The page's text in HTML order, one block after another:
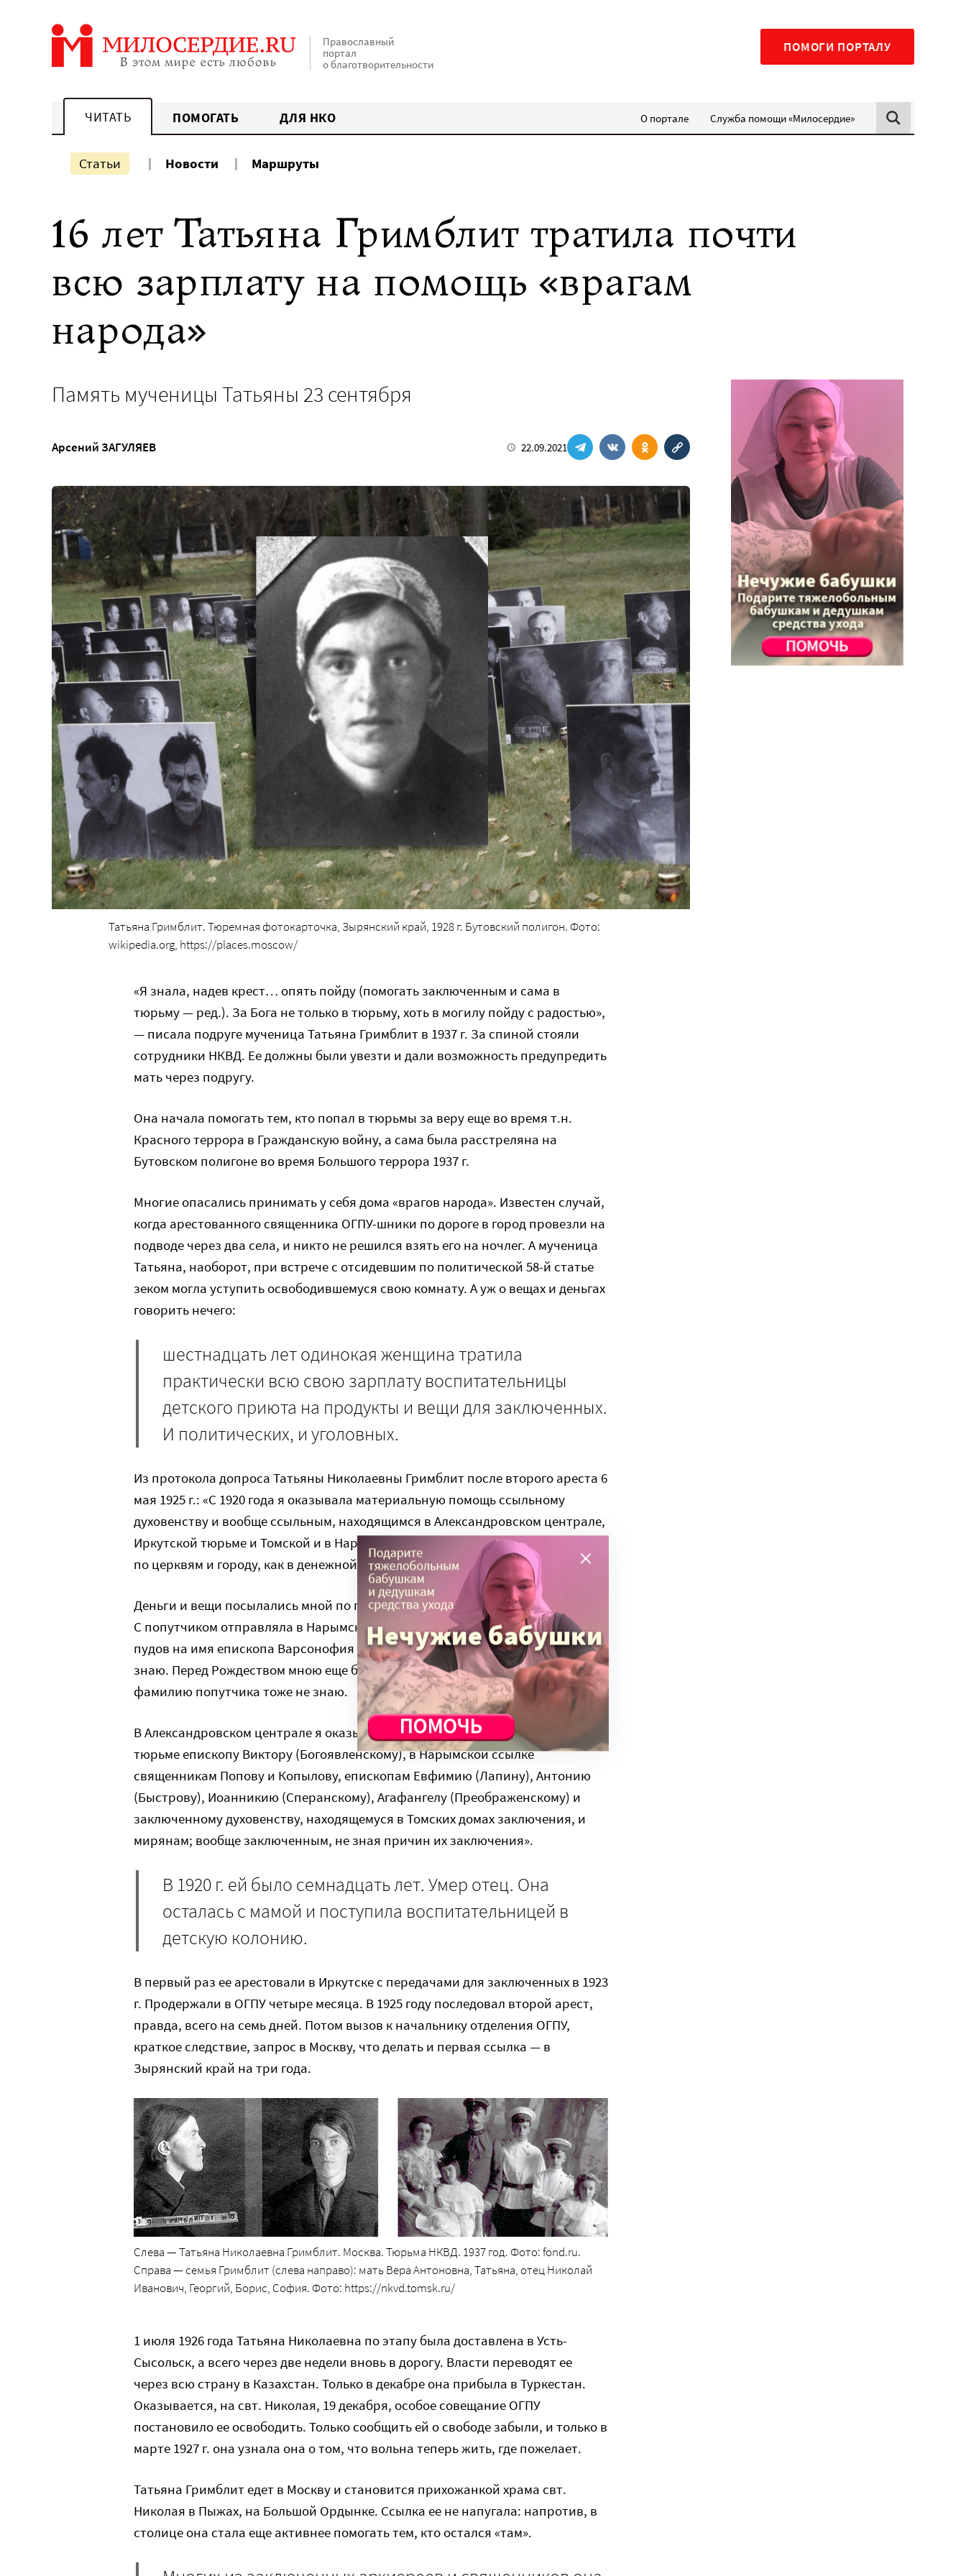
Православный
портал
о благотворительности
ПОМОГИ ПОРТАЛУ
ЧИТАТЬ ПОМОГАТЬ ДЛЯ НКО О портале Служба помощи «Милосердие»
Статьи Новости Маршруты
16 лет Татьяна Гримблит тратила почти
всю зарплату на помощь «врагам
народа»
Память мученицы Татьяны 23 сентября
Арсений ЗАГУЛЯЕВ 22.09.2021
Татьяна Гримблит. Тюремная фотокарточка, Зырянский край, 1928 г. Бутовский полигон. Фото:
wikipedia.org, https://places.moscow/
«Я знала, надев крест… опять пойду (помогать заключенным и сама в
тюрьму — ред.). За Бога не только в тюрьму, хоть в могилу пойду с радостью»,
— писала подруге мученица Татьяна Гримблит в 1937 г. За спиной стояли
сотрудники НКВД. Ее должны были увезти и дали возможность предупредить
мать через подругу.
Она начала помогать тем, кто попал в тюрьмы за веру еще во время т.н.
Красного террора в Гражданскую войну, а сама была расстреляна на
Бутовском полигоне во время Большого террора 1937 г.
Многие опасались принимать у себя дома «врагов народа». Известен случай,
когда арестованного священника ОГПУ-шники по дороге в город провезли на
подводе через два села, и никто не решился взять его на ночлег. А мученица
Татьяна, наоборот, при встрече с отсидевшим по политической 58-й статье
зеком могла уступить освободившемуся свою комнату. А уж о вещах и деньгах
говорить нечего:
шестнадцать лет одинокая женщина тратила
практически всю свою зарплату воспитательницы
детского приюта на продукты и вещи для заключенных.
И политических, и уголовных.
Из протокола допроса Татьяны Николаевны Гримблит после второго ареста 6
мая 1925 г.: «С 1920 года я оказывала материальную помощь ссыльному
духовенству и вообще ссыльным, находящимся в Александровском централе,
Иркутской тюрьме и Томской и в Нарымском крае. Средства мной собирались
по церквям и городу, как в денежной форме, так и вещами и продуктами.
Деньги и вещи посылались мной по почте и с попутчиками, то есть с оказией.
С попутчиком отправляла в Нарымскую ссылку посылку весом около двух
пудов на имя епископа Варсонофия (Вихвелина). Фамилию попутчика я не
знаю. Перед Рождеством мною еще была послана посылка на то же имя,
фамилию попутчика тоже не знаю.
В Александровском централе я оказывала помощь священникам, в Иркутской
тюрьме епископу Виктору (Богоявленскому), в Нарымской ссылке
священникам Попову и Копылову, епископам Евфимию (Лапину), Антонию
(Быстрову), Иоанникию (Сперанскому), Агафангелу (Преображенскому) и
заключенному духовенству, находящемуся в Томских домах заключения, и
мирянам; вообще заключенным, не зная причин их заключения».
В 1920 г. ей было семнадцать лет. Умер отец. Она
осталась с мамой и поступила воспитательницей в
детскую колонию.
В первый раз ее арестовали в Иркутске с передачами для заключенных в 1923
г. Продержали в ОГПУ четыре месяца. В 1925 году последовал второй арест,
правда, всего на семь дней. Потом вызов к начальнику отделения ОГПУ,
краткое следствие, запрос в Москву, что делать и первая ссылка — в
Зырянский край на три года.
Слева — Татьяна Николаевна Гримблит. Москва. Тюрьма НКВД. 1937 год. Фото: fond.ru.
Справа — семья Гримблит (слева направо): мать Вера Антоновна, Татьяна, отец Николай
Иванович, Георгий, Борис, София. Фото: https://nkvd.tomsk.ru/
1 июля 1926 года Татьяна Николаевна по этапу была доставлена в Усть-
Сысольск, а всего через две недели вновь в дорогу. Власти переводят ее
через всю страну в Казахстан. Только в декабре она прибыла в Туркестан.
Оказывается, на свт. Николая, 19 декабря, особое совещание ОГПУ
постановило ее освободить. Только сообщить ей о свободе забыли, и только в
марте 1927 г. она узнала она о том, что вольна теперь жить, где пожелает.
Татьяна Гримблит едет в Москву и становится прихожанкой храма свт.
Николая в Пыжах, на Большой Ордынке. Ссылка ее не напугала: напротив, в
столице она стала еще активнее помогать тем, кто остался «там».